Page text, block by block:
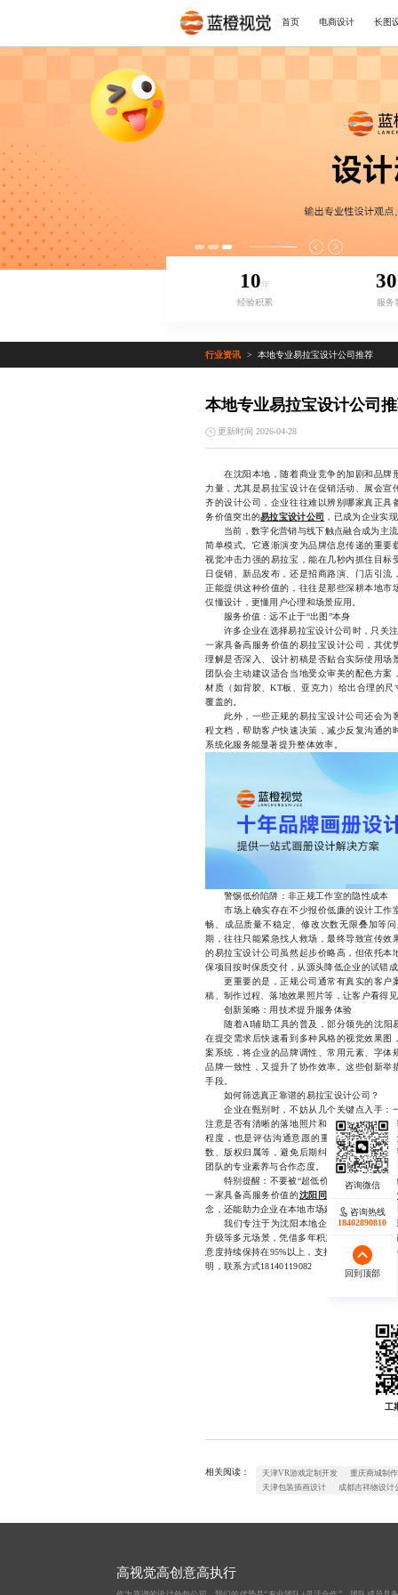
首页 电商设计 长图
10年
经验积累
服务
行业资讯 > 本地专业易拉宝设计公司推荐
本地专业易拉宝设计公司
更新时间 2026-04-28
在沈阳本地，随着商业竞争的加剧和品牌
力量，尤其是易拉宝设计在促销活动、展会
齐的设计公司，企业往往难以辨别哪家真正
务价值突出的易拉宝设计公司
，已成为企业实
当前，数字化营销与线下触点融合成为主流
简单模式。它逐渐演变为品牌信息传递的重
视觉冲击力强的易拉宝，能在几秒内抓住目
日促销、新品发布，还是招商路演、门店引
正能提供这种价值的，往往是那些深耕本地市
仅懂设计，更懂用户心理和场景应用。
服务价值：远不止于“出图”本身
许多企业在选择易拉宝设计公司时，只关注
一家具备高服务价值的易拉宝设计公司，其
理解是否深入、设计初稿是否贴合实际使用
团队会主动建议适合当地受众审美的配色方
材质（如背胶、KT板、亚克力）给出合理的
覆盖的。
此外，一些正规的易拉宝设计公司还会为
程文档，帮助客户快速决策，减少反复沟通
系统化服务能显著提升整体效率。
警惕低价陷阱：非正规工作室的隐性成本
市场上确实存在不少报价低廉的设计工作
畅、成品质量不稳定、修改次数无限叠加等
期，往往只能紧急找人救场，最终导致宣传
的易拉宝设计公司虽然起步价略高，但依托
保项目按时保质交付，从源头降低企业的试错
更重要的是，正规公司通常有真实的客户
稿、制作过程、落地效果照片等，让客户看得
创新策略：用技术提升服务体验
随着AI辅助工具的普及，部分领先的沈阳
在提交需求后快速看到多种风格的视觉效果
案系统，将企业的品牌调性、常用元素、字
品牌一致性，又提升了协作效率。这些创新
手段。
如何筛选真正靠谱的易拉宝设计公司？
企业在甄别时，不妨从几个关键点入手：
注意是否有清晰的落地照片和客户反馈；二
程度，也是评估沟通意愿的重要指标；三是
数、版权归属等，避免后期纠纷。如果条件
团队的专业素养与合作态度。
特别提醒：不要被“超低价”迷惑，真正的价
一家具备高服务价值的沈阳同城正规易拉宝设
念，还能助力企业在本地市场建立更强的品牌
我们专注于为沈阳本地企业提供高品质的
升级等多元场景，凭借多年积累的本地化经验
意度持续保持在95%以上，支持免费初稿试样
明，联系方式18140119082
工
相关阅读： 天津VR游戏定制开发
重庆商城制
天津包装插画设计
成都吉祥物设计
咨询热线
17723342546
回到顶部
咨询热线
18402890810
回到顶部
高视觉高创意高执行